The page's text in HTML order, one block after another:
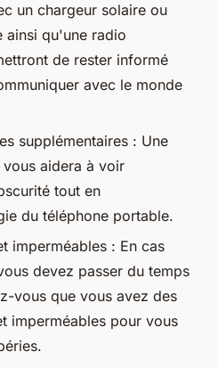
un chargeur solaire ou
ainsi qu'une radio
de rester informé
avec le monde
supplémentaires : Une
aidera à voir
tout en
du téléphone portable.
imperméables : En cas
devez passer du temps
vous que vous avez des
imperméables pour vous